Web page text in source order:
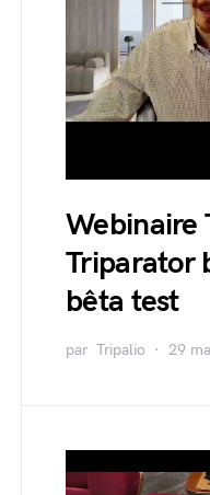
Webinaire
Triparator
bêta test
par Tripalio 29